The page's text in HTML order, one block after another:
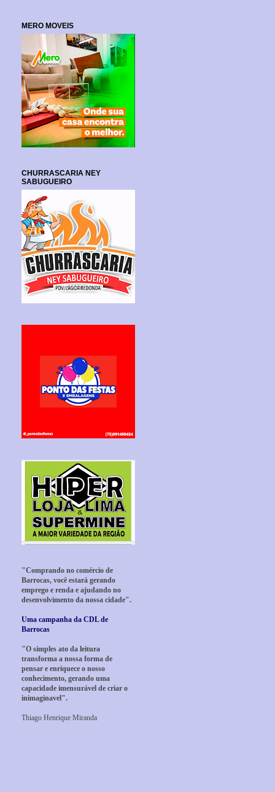
MERO MOVEIS
CHURRASCARIA NEY
SABUGUEIRO
"Comprando no comércio de
Barrocas, você estará gerando
emprego e renda e ajudando no
desenvolvimento da nossa cidade".
Uma campanha da CDL de
Barrocas
"O simples ato da leitura
transforma a nossa forma de
pensar e enriquece o nosso
conhecimento, gerando uma
capacidade imensurável de criar o
inimaginavel".
Thiago Henrique Miranda